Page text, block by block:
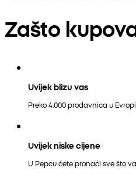
Zašto
Uvijek blizu vas
Preko 4.000 prodavnica u
Uvijek niske cijene
U Pepcu ćete pronaći sve što